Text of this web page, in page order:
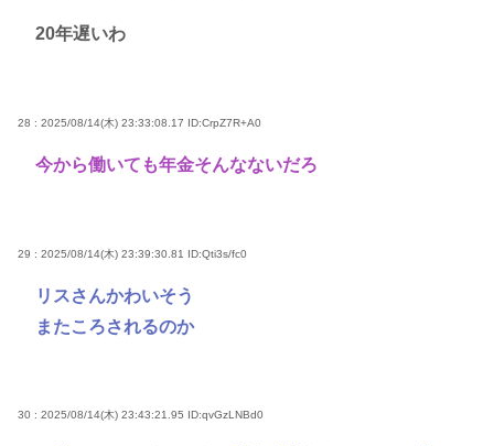
20年遅いわ
28 : 2025/08/14(木) 23:33:08.17 ID:CrpZ7R+A0
今から働いても年金そんなないだろ
29 : 2025/08/14(木) 23:39:30.81 ID:Qti3s/fc0
リスさんかわいそう
またころされるのか
30 : 2025/08/14(木) 23:43:21.95 ID:qvGzLNBd0